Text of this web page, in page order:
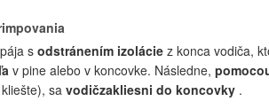
sodstránením izoláciez konca vodiča,
v pine alebo v koncovke. Následne,
savodičzakliesni do koncovky .